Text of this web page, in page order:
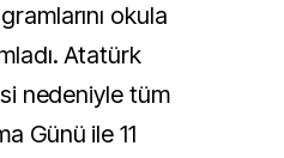
okula
Atatürk
nedeniyle tüm
Günü ile 11